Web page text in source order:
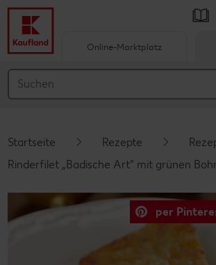
Hauptinhalt
Schwebender Seitenbereich
Online-Marktplatz
Startseite Rezepte
Rinderfilet „Badische Art“ mit grünen
per